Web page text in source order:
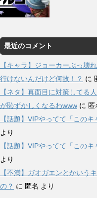
最近のコメント
【キャラ】ジョーカーぶっ壊
行けないんだけど何故！？ に
【ネタ】真面目に対策してる
が恥ずかしくなるわwww に 匿
【話題】VIPやってて「この
より
【話題】VIPやってて「この
より
【不満】ガオガエンとかいう
の？ に 匿名 より